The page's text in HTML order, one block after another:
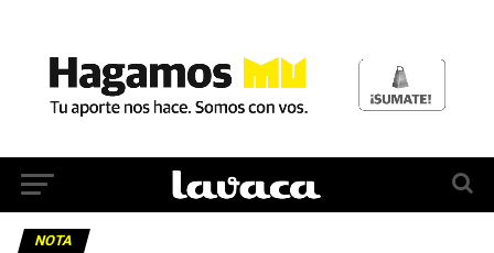
NOTA